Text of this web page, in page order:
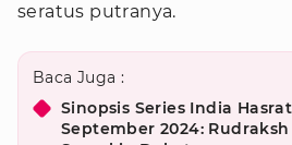
seratus putranya.
Baca Juga :
Sinopsis Series India
September 2024: